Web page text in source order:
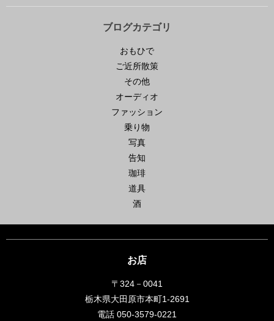
ブログカテゴリ
おもひで
ご近所散策
その他
オーディオ
ファッション
乗り物
写真
告知
珈琲
道具
酒
お店
〒324－0041
栃木県大田原市本町1-2691
電話 050-3579-0221